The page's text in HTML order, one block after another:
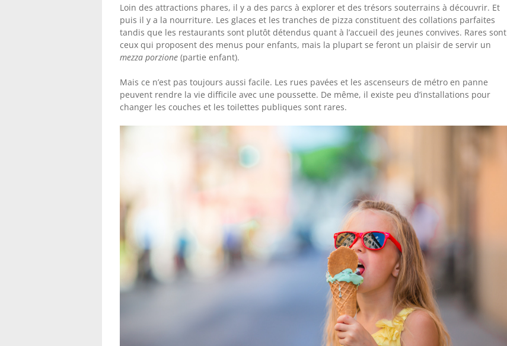
Loin des attractions phares, il y a des parcs à explorer et des trésors souterrains à découvrir. Et
puis il y a la nourriture. Les glaces et les tranches de pizza constituent des collations parfaites
tandis que les restaurants sont plutôt détendus quant à l’accueil des jeunes convives. Rares sont
ceux qui proposent des menus pour enfants, mais la plupart se feront un plaisir de servir un
mezza porzione (partie enfant).
Mais ce n’est pas toujours aussi facile. Les rues pavées et les ascenseurs de métro en panne
peuvent rendre la vie difficile avec une poussette. De même, il existe peu d’installations pour
changer les couches et les toilettes publiques sont rares.